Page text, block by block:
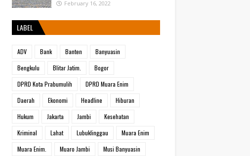
February 16, 2022
LABEL
ADV Bank Banten
Banyuasin
Bengkulu
Blitar Jatim.
Bogor
DPRD Kota Prabumulih
DPRD Muara Enim
Daerah
Ekonomi Headline
Hiburan
Hukum
Jakarta Jambi
Kesehatan
Kriminal
Lahat Lubuklinggau
Muara Enim
Muara Enim.
Muaro Jambi
Musi Banyuasin